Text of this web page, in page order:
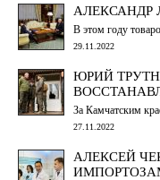
АЛЕКСАНДР
В этом году
29.11.2022
ЮРИЙ
За Камчатским
27.11.2022
АЛЕКСЕЙ